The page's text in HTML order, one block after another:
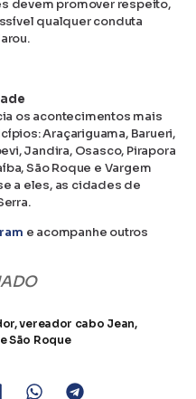
devem promover respeito,
qualquer conduta
os acontecimentos mais
Araçariguama, Barueri,
Jandira, Osasco, Pirapora
São Roque e Vargem
a eles, as cidades de
e acompanhe outros
,vereador cabo Jean,
São Roque